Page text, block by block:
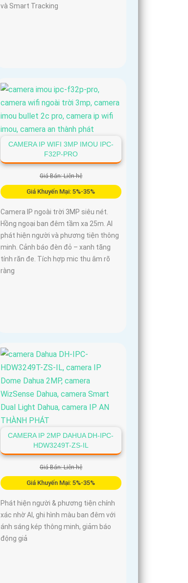
và Smart Tracking
CAMERA IP WIFI 3MP IMOU IPC-
F32P-PRO
Giá Bán: Liên hệ
Giá Khuyến Mại: 5%-35%
Camera IP ngoài trời 3MP siêu nét.
Hồng ngoại ban đêm tầm xa 25m. AI
phát hiện người và phương tiện thông
minh. Cảnh báo đèn đỏ – xanh tăng
tính răn đe. Tích hợp mic thu âm rõ
ràng
CAMERA IP 2MP DAHUA DH-IPC-
HDW3249T-ZS-IL
Giá Bán: Liên hệ
Giá Khuyến Mại: 5%-35%
Phát hiện người & phương tiện chính
xác nhờ AI, ghi hình màu ban đêm với
ánh sáng kép thông minh, giảm báo
động giả